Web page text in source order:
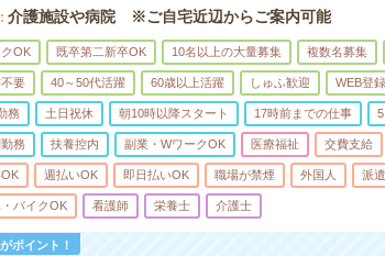
介護施設や病院 ※ご自宅近辺からご案内可能
OK 既卒第二新卒OK 10名以上の大量募集 複数名募集
要 40～50代活躍 60歳以上活躍 しゅふ歓迎 WEB登
務 土日祝休 朝10時以降スタート 17時前までの仕事
務 扶養控内 副業・WワークOK 医療福祉 交費支給
週払いOK 即日払いOK 職場が禁煙 外国人 派
バイクOK 看護師 栄養士 介護士
ポイント！